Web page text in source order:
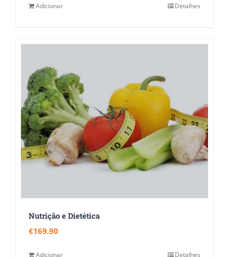
Adicionar Detalhes
Nutrição e Dietética
€169.90
Adicionar Detalhes